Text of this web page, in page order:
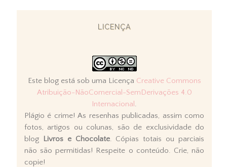
LICENÇA
Este blog está sob uma Licença Creative Commons
Atribuição-NãoComercial-SemDerivações 4.0
Internacional .
Plágio é crime! As resenhas publicadas, assim como
fotos, artigos ou colunas, são de exclusividade do
blog Livros e Chocolate. Cópias totais ou parciais
não são permitidas! Respeite o conteúdo. Crie, não
copie!